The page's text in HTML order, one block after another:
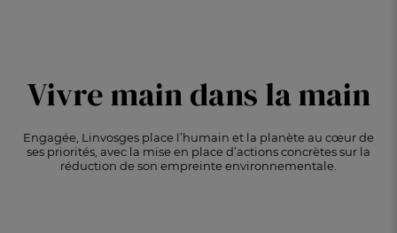
Vivre maindans la main
Engagée, Linvosges place l’humain et la planète au cœur de
ses priorités, avec la mise en placed’actions concrètes sur la
réduction de son empreinte environnementale.